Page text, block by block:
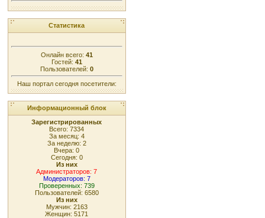
Статистика
Онлайн всего: 41
Гостей: 41
Пользователей: 0
Наш портал сегодня посетители:
Информационный блок
Зарегистрированных
Всего: 7334
За месяц: 4
За неделю: 2
Вчера: 0
Сегодня: 0
Из них
Администраторов: 7
Модераторов: 7
Проверенных: 739
Пользователей: 6580
Из них
Мужчин: 2163
Женщин: 5171